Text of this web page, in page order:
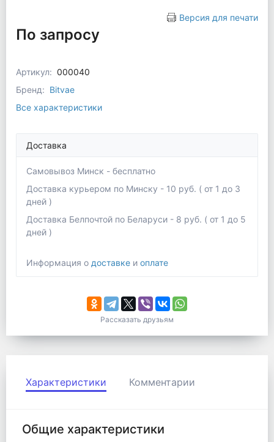
Версия для печати
По запросу
Артикул: 000040
Бренд: Bitvae
Все характеристики
Доставка
Самовывоз Минск - бесплатно
Доставка курьером по Минску - 10 руб. ( от 1 до 3
дней )
Доставка Белпочтой по Беларуси - 8 руб. ( от 1 до 5
дней )
Информация о доставке и оплате
Рассказать друзьям
Характеристики Комментарии
Общие характеристики